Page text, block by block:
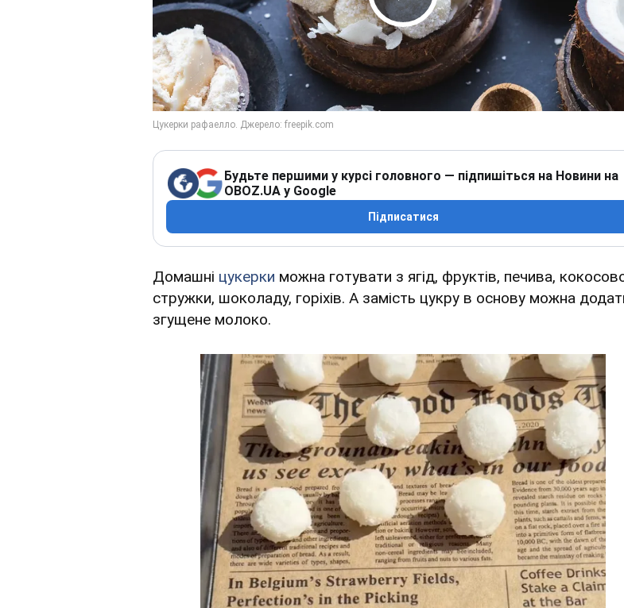
Play Video
Будьте першими у курсі головного — підпишіться на Новини на
OBOZ.UA у Google
Підписатися
Домашні цукерки можна готувати з ягід, фруктів, печива,
стружки, шоколаду, горіхів. А замість цукру в основу можна
згущене молоко.